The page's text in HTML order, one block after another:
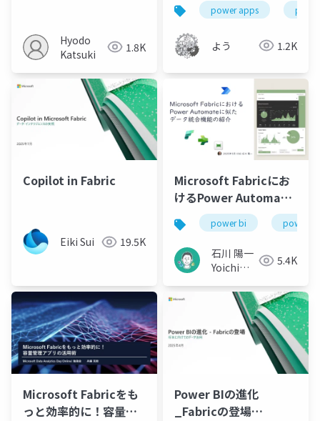
Hyodo
Katsuki
1.8K
power apps
よう 1.2K
Copilot in Fabric
Eiki Sui 19.5K
Microsoft Fabricにお
けるPower Automate
に似たデータ統合機能
の紹介
power bi power
石川 陽一
Yoichi
5.4K
Microsoft Fabricをも
っと効率的に！容量管
Power BIの進化
_Fabricの登場